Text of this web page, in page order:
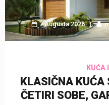
7 Augusta 2026
KUĆA
KLASIČNA KUĆA
ČETIRI SOBE,